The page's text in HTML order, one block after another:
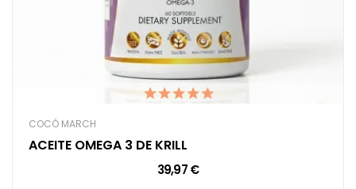
COCÓ MARCH
ACEITE OMEGA 3 DE KRILL
39,97 €